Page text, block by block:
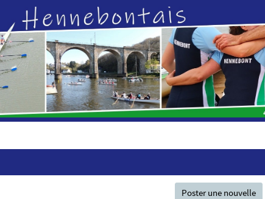
Poster une nouvelle